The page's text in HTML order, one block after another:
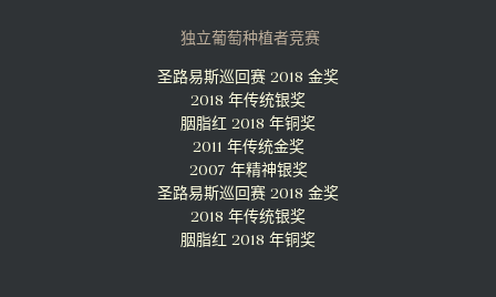
独立葡萄种植者竞赛
圣路易斯巡回赛 2018 金奖
2018 年传统银奖
胭脂红 2018 年铜奖
2011 年传统金奖
2007 年精神银奖
圣路易斯巡回赛 2018 金奖
2018 年传统银奖
胭脂红 2018 年铜奖